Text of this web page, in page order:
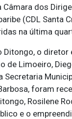
Câmara dos
(CDL Santa
na última
Ditongo, o diretor
de Limoeiro,
Secretaria
foram
Rosilene
e o